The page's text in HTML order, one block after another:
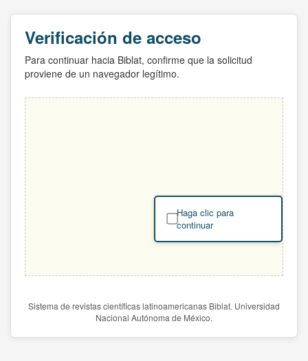
Verificación de acceso
Para continuar hacia Biblat, confirme que la solicitud
proviene de un navegador legítimo.
Haga clic para
continuar
Sistema de revistas científicas latinoamericanas Biblat. Universidad
Nacional Autónoma de México.